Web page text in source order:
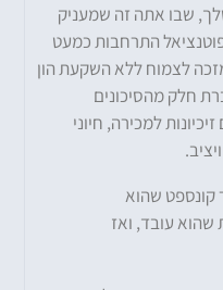
שבו אתה זה שמעניק
התרחבות כמעט
לצמוח ללא השקעת הון
חלק מהסיכונים
למכירה, חיוני
שהוא
עובד, ואז